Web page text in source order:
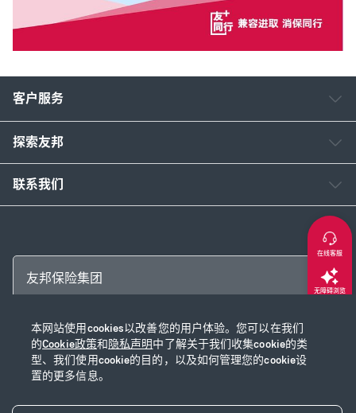
本网站使用cookies以改善您的用户体验。您可以在我们
的Cookie政策和隐私声明中了解关于我们收集cookie的类
型、我们使用cookie的目的，以及如何管理您的cookie设
置的更多信息。
客户服务
探索友邦
联系我们
友邦保险集团
Copyright © 2026 友邦保险控股有限公司及其附属公司
网站使用说明|隐私声明|Cookie政策 |沪ICP备2020028590号-1|沪公网安
备31010102003115号
在线客服
无障碍浏览